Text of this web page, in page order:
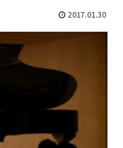
2017.01.30